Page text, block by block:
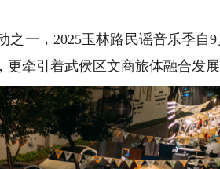
一，2025玉林路民谣音乐季自9
牵引着武侯区文商旅体融合发展